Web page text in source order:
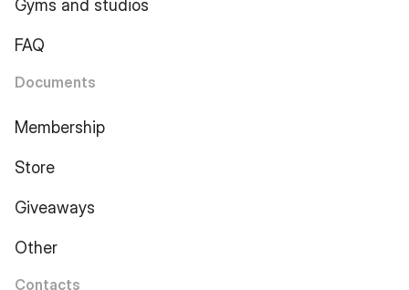
Gyms and studios
FAQ
Documents
Membership
Store
Giveaways
Other
Contacts